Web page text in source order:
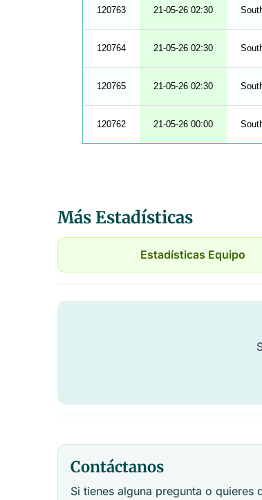
120763 21-05-26 02:30
120764 21-05-26 02:30
120765 21-05-26 02:30
120762 21-05-26 00:00
Más Estadísticas
Estadísticas Equipo
Contáctanos
Si tienes alguna pregunta o